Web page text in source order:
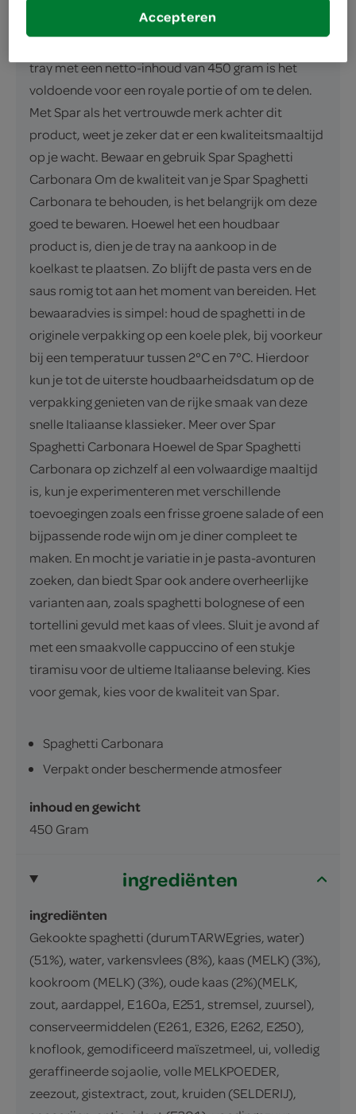
authentieke smaak van romige saus met stevige
tray met een netto-inhoud van 450 gram is het
voldoende voor een royale portie of om te delen.
Met Spar als het vertrouwde merk achter dit
product, weet je zeker dat er een kwaliteitsmaaltijd
op je wacht. Bewaar en gebruik Spar Spaghetti
Carbonara Om de kwaliteit van je Spar Spaghetti
Carbonara te behouden, is het belangrijk om deze
goed te bewaren. Hoewel het een houdbaar
product is, dien je de tray na aankoop in de
koelkast te plaatsen. Zo blijft de pasta vers en de
saus romig tot aan het moment van bereiden. Het
bewaaradvies is simpel: houd de spaghetti in de
originele verpakking op een koele plek, bij voorkeur
bij een temperatuur tussen 2°C en 7°C. Hierdoor
kun je tot de uiterste houdbaarheidsdatum op de
verpakking genieten van de rijke smaak van deze
snelle Italiaanse klassieker. Meer over Spar
Spaghetti Carbonara Hoewel de Spar Spaghetti
Carbonara op zichzelf al een volwaardige maaltijd
is, kun je experimenteren met verschillende
toevoegingen zoals een frisse groene salade of een
bijpassende rode wijn om je diner compleet te
maken. En mocht je variatie in je pasta-avonturen
zoeken, dan biedt Spar ook andere overheerlijke
varianten aan, zoals spaghetti bolognese of een
tortellini gevuld met kaas of vlees. Sluit je avond af
met een smaakvolle cappuccino of een stukje
tiramisu voor de ultieme Italiaanse beleving. Kies
voor gemak, kies voor de kwaliteit van Spar.
Spaghetti Carbonara
Verpakt onder beschermende atmosfeer
inhoud en gewicht
450 Gram
ingrediënten
ingrediënten
Gekookte spaghetti (durumTARWEgries, water)
(51%), water, varkensvlees (8%), kaas (MELK) (3%),
kookroom (MELK) (3%), oude kaas (2%)(MELK,
zout, aardappel, E160a, E251, stremsel, zuursel),
conserveermiddelen (E261, E326, E262, E250),
knoflook, gemodificeerd maïszetmeel, ui, volledig
geraffineerde sojaolie, volle MELKPOEDER,
zeezout, gistextract, zout, kruiden (SELDERIJ),
Accepteren